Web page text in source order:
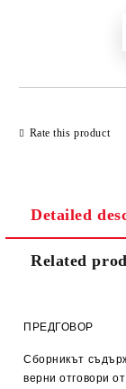
Rate this product
Detailed
Related
ПРЕДГОВОР
Сборникът
верни отговори